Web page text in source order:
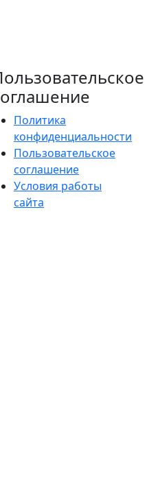
Политика
конфиденциальности
Пользовательское
соглашение
Условия работы
сайта